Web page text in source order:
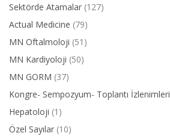
Sektörde Atamalar (127)
Actual Medicine (79)
MN Oftalmoloji (51)
MN Kardiyoloji (50)
MN GORM (37)
Kongre- Sempozyum- Toplantı İzlenimleri
Hepatoloji (1)
Özel Sayılar (10)